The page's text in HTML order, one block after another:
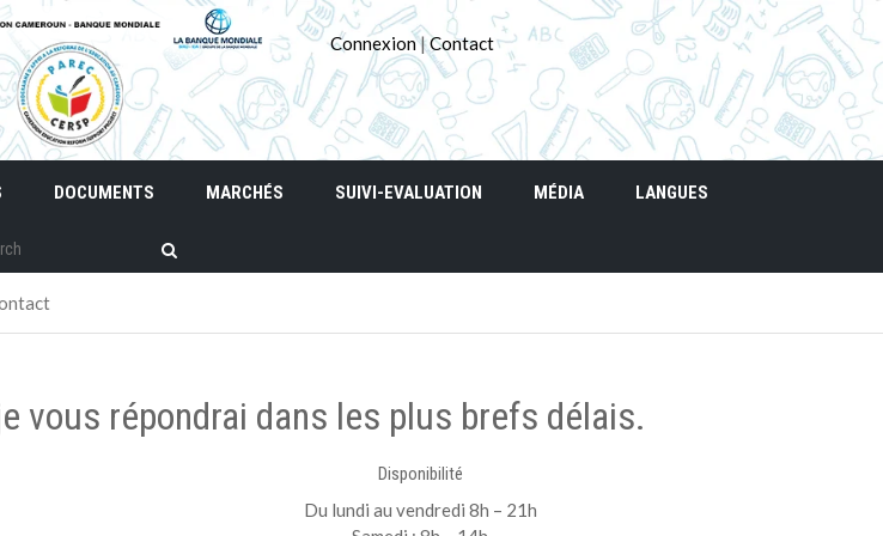
Connexion|Contact
DOCUMENTS MARCHÉS SUIVI-EVALUATION MÉDIA LANGUES
vous répondrai dans les plus brefs délais.
Disponibilité
Du lundi au vendredi 8h – 21h